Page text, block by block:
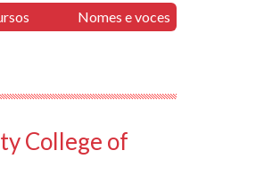
Nomes e voces
College of